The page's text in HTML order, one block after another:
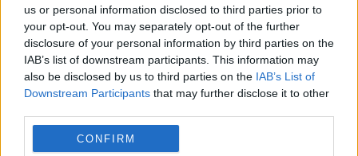
us or personal information disclosed to third parties prior to
your opt-out. You may separately opt-out of the further
disclosure of your personal information by third parties on the
IAB’s list of downstream participants. This information may
also be disclosed by us to third parties on the IAB’s List of
Downstream Participants that may further disclose it to other
CONFIRM
(Agerpres)
Schimbare importantă pentru milioane
de pensionari. Indexarea pensiilor ar
putea avea un alt traseu